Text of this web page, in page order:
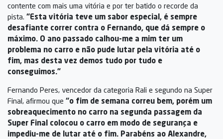
contente com mais uma vitória e por ter batido o recorde da
pista. “Esta vitória teve um sabor especial, é sempre
desafiante correr contra o Fernando, que dá sempre o
máximo. O ano passado calhou-me a mim ter um
problema no carro e não pude lutar pela vitória até o
fim, mas desta vez demos tudo por tudo e
conseguimos.”
Fernando Peres, vencedor da categoria Rali e segundo na Super
Final, afirmou que “o fim de semana correu bem, porém um
sobreaquecimento no carro na segunda passagem da
Super Final colocou o carro em modo de segurança e
impediu-me de lutar até o fim. Parabéns ao Alexandre,